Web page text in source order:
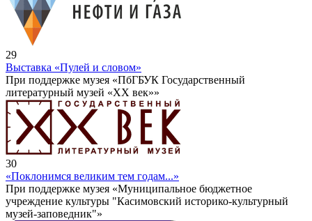
29
Выставка «Пулей и словом»
При поддержке музея «ПбГБУК Государственный
литературный музей «ХХ век»»
30
«Поклонимся великим тем годам...»
При поддержке музея «Муниципальное бюджетное
учреждение культуры "Касимовский историко-культурный
музей-заповедник"»